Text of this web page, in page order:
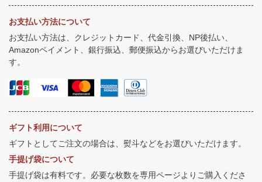
お支払い方法について
お支払い方法は、クレジットカード、代金引換、NP後払い、
Amazonペイメント、銀行振込、郵便振込からお選びいただけま
す。
ギフト利用について
ギフトとしてご注文の場合は、熨斗などをお選びいただけます。
手提げ袋について
手提げ袋は有料です。必要な枚数を専用ページよりご購入くださ